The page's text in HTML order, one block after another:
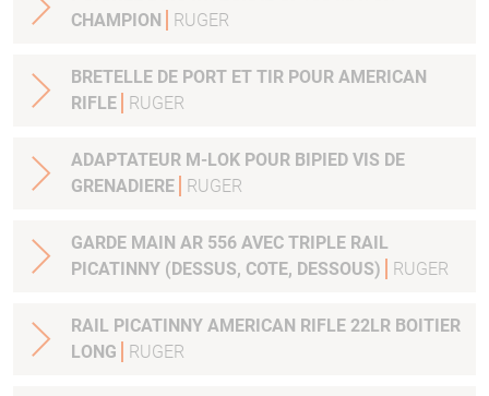
CHAMPION
RUGER
BRETELLE DE PORT ET TIR POUR AMERICAN
RIFLE
RUGER
ADAPTATEUR M-LOK POUR BIPIED VIS DE
GRENADIERE
RUGER
GARDE MAIN AR 556 AVEC TRIPLE RAIL
PICATINNY (DESSUS, COTE, DESSOUS)
RUGER
RAIL PICATINNY AMERICAN RIFLE 22LR BOITIER
LONG
RUGER